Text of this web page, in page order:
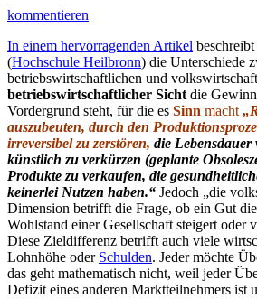
kommentieren
In einem hervorragenden Artikel
(Hochschule Heilbronn) die Unterschiede
betriebswirtschaftlichen und
betriebswirtschaftlicher Sicht die
Vordergrund steht, für die es Sinn macht
auszubeuten, durch den
irreversibel zu zerstören, die
künstlich zu verkürzen (geplante
Produkte zu verkaufen, die
keinerlei Nutzen haben.“ Jedoch „die
Dimension betrifft die Frage, ob ein Gut
Wohlstand einer Gesellschaft steigert oder
Diese Zieldifferenz betrifft auch viele
Lohnhöhe oder Schulden. Jeder möchte
das geht mathematisch nicht, weil jeder
Defizit eines anderen Marktteilnehmers ist